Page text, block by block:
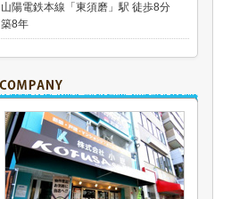
山陽電鉄本線「東須磨」駅 徒歩8分
築8年